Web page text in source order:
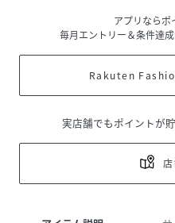
アプリならポ
毎月エントリー＆条件達成
Rakuten
実店舗でもポイントが